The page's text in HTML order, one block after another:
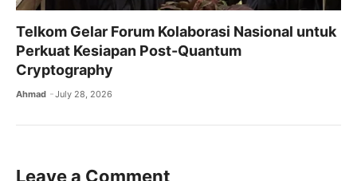
Telkom Gelar Forum Kolaborasi Nasional untuk
Perkuat Kesiapan Post-Quantum
Cryptography
Ahmad July 28, 2026
Leave a Comment